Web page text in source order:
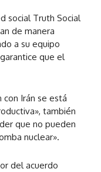
social Truth Social
de manera
a su equipo
que el
con Irán se está
también
que no pueden
nuclear».
del acuerdo